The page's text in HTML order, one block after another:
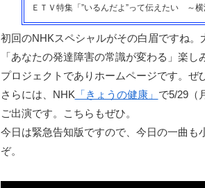
ＥＴＶ特集「”いるんだよ”って伝えたい ～
初回のNHKスペシャルがその白眉ですね
「あなたの発達障害の常識が変わる」楽
プロジェクトでありホームページです。
さらには、NHK 「きょうの健康」 で5/29（
ご出演です。こちらもぜひ。
今日は緊急告知版ですので、今日の一曲
ぞ。